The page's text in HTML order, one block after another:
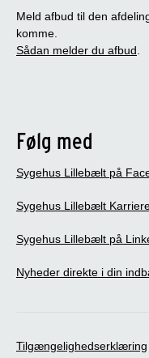
Meld afbud til den
komme.
Sådan melder du afbud.
Følg med
Sygehus Lillebælt på
Sygehus Lillebælt
Sygehus Lillebælt på
Nyheder direkte i din
Tilgængelighedserklæring